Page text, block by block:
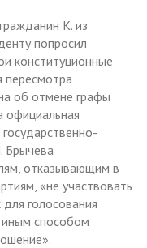
К. из
попросил
конституционные
пересмотра
об отмене графы
официальная
Брычева
отказывающим в
«не участвовать
голосования
способом